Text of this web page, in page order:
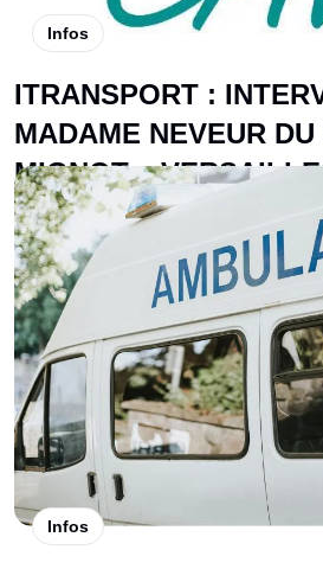
Infos
ITRANSPORT :
MADAME NEVEUR DU
MIGNOT –
Infos